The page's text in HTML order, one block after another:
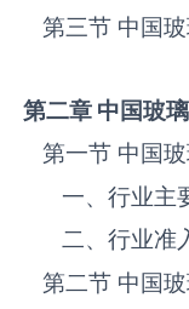
第三节 中国‌‌‌‌‌‌‌
第二章 中国玻
第一节 中国‌‌‌‌‌‌‌
一、行业主
二、行业准
第二节 中国‌‌‌‌‌‌‌